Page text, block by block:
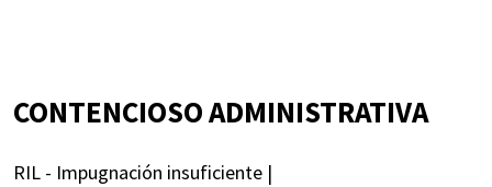
CONTENCIOSO ADMINISTRATIVA
RIL - Impugnación insuficiente |